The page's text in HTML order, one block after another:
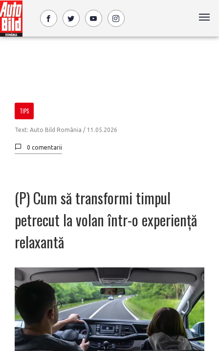
TIPS
Text: Auto Bild România / 11.05.2026
0 comentarii
(P) Cum să transformi timpul
petrecut la volan într-o experiență
relaxantă